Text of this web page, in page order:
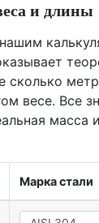
и длины
сколько
весе. Все
масса
Марка стали